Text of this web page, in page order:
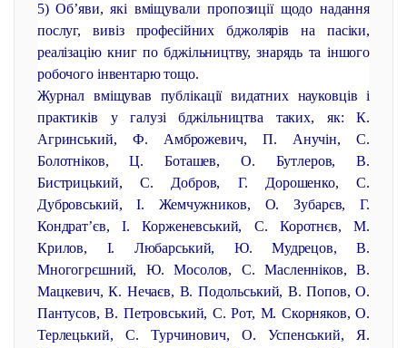
5) Об’яви, які вміщували пропозиції щодо надання
послуг, вивіз професійних бджолярів на пасіки,
реалізацію книг по бджільництву, знарядь та іншого
робочого інвентарю тощо.
Журнал вміщував публікації видатних науковців і
практиків у галузі бджільництва таких, як: К.
Агринський, Ф. Амброжевич, П. Анучін, С.
Болотніков, Ц. Боташев, О. Бутлеров, В.
Бистрицький, С. Добров, Г. Дорошенко, С.
Дубровський, І. Жемчужников, О. Зубарєв, Г.
Кондрат’єв, І. Корженевський, С. Коротнєв, М.
Крилов, І. Любарський, Ю. Мудрецов, В.
Многогрєшний, Ю. Мосолов, С. Масленніков, В.
Мацкевич, К. Нечаєв, В. Подольський, В. Попов, О.
Пантусов, В. Петровський, С. Рот, М. Скорняков, О.
Терлецький, С. Турчинович, О. Успенський, Я.